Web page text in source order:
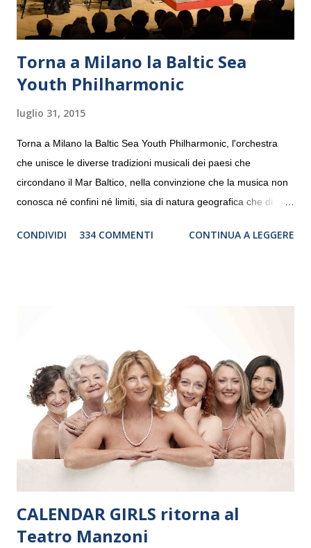
Torna a Milano la Baltic Sea
Youth Philharmonic
luglio 31, 2015
Torna a Milano la Baltic Sea Youth Philharmonic, l'orchestra
che unisce le diverse tradizioni musicali dei paesi che
circondano il Mar Baltico, nella convinzione che la musica non
conosca né confini né limiti, sia di natura geografica che di
debutterà il 10 settembre a Heiden, in Germania, e toccherà, in
“Settembre dell’Accademia” dove si esibirà per il secondo anno
consecutivo. Il pubblico milanese avrà il piacere di applaudire i
giovani artisti della Baltic Sea Youth Philharmonic per la quarta
volta. L’orchestra, fondata nel 2008 da Kristjan Järvi (affiancato
da un prestigioso consiglio di consulent...
CONDIVIDI 334 COMMENTI CONTINUA A LEGGERE
CALENDAR GIRLS ritorna al
Teatro Manzoni